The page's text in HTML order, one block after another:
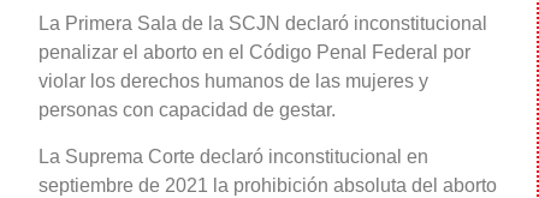
La Primera Sala de la SCJN declaró inconstitucional
penalizar el aborto en el Código Penal Federal por
violar los derechos humanos de las mujeres y
personas con capacidad de gestar.
La Suprema Corte declaró inconstitucional en
septiembre de 2021 la prohibición absoluta del aborto